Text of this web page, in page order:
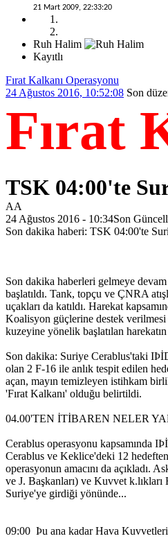
21 Mart 2009, 22:33:20
Ruh Halim
Kayıtlı
Fırat Kalkanı Operasyonu
24 Ağustos 2016, 10:52:08 Son
Fırat
TSK 04:00'te
AA
24 Ağustos 2016 - 10:34Son
Son dakika haberi: TSK 04:00'te
Son dakika haberleri gelmeye
başlatıldı. Tank, topçu ve ÇNRA
uçakları da katıldı. Harekat
Koalisyon güçlerine destek verilmesi
kuzeyine yönelik başlatılan
Son dakika: Suriye Cerablus'taki
olan 2 F-16 ile anlık tespit edilen
açan, mayın temizleyen istihkam
'Fırat Kalkanı' olduğu belirtildi.
04.00'TEN İTİBAREN NELER
Cerablus operasyonu kapsamında
Cerablus ve Keklice'deki 12
operasyonun amacını da açıkladı.
ve J. Başkanları) ve Kuvvet
Suriye'ye girdiği yönünde...
09:00 Þu ana kadar Hava Kuvvetleri